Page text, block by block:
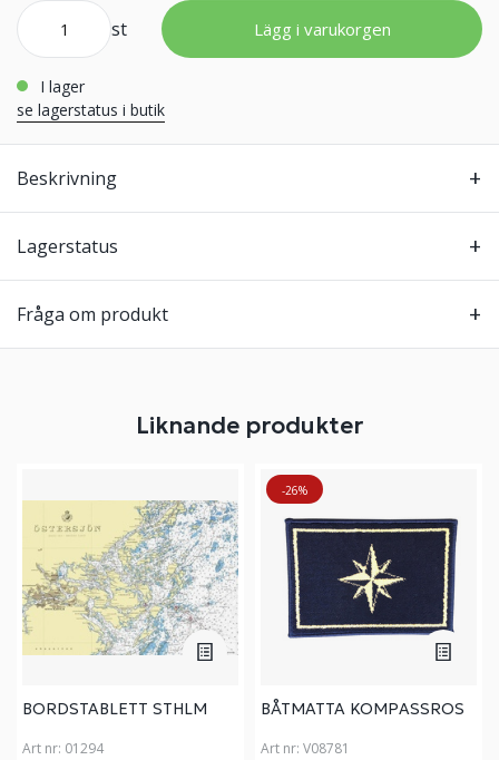
st Lägg i varukorgen
i lager
se lagerstatus i butik
Beskrivning
Lagerstatus
Fråga om produkt
Liknande produkter
BORDSTABLETT STHLM
Art nr: 01294
-26%
BÅTMATTA KOMPASSROS
Art nr: V08781